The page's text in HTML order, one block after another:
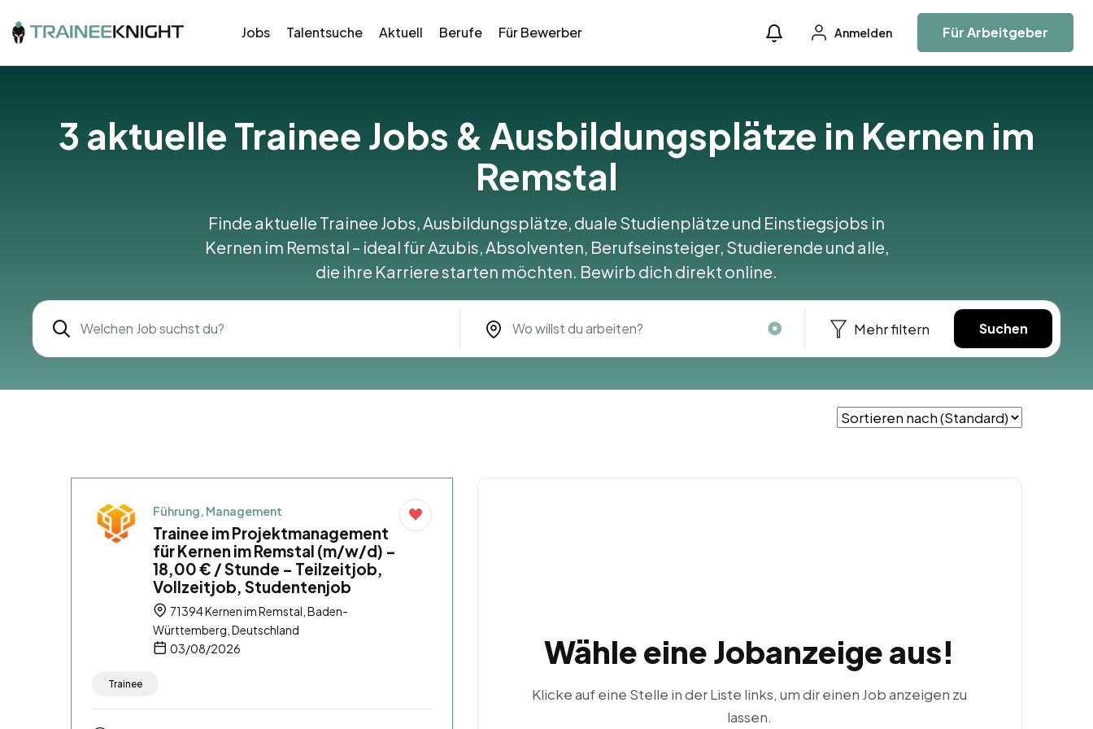
Jobs Talentsuche Aktuell Berufe Für Bewerber Anmelden Für Arbeitgeber
3 aktuelle Trainee Jobs & Ausbildungsplätze in Kernen im
Remstal
Finde aktuelle Trainee Jobs, Ausbildungsplätze, duale Studienplätze und Einstiegsjobs in
Kernen im Remstal – ideal für Azubis, Absolventen, Berufseinsteiger, Studierende und alle,
die ihre Karriere starten möchten. Bewirb dich direkt online.
Mehr filtern Suchen
Führung, Management
Trainee im Projektmanagement
für Kernen im Remstal (m/w/d) –
18,00 € / Stunde – Teilzeitjob,
Vollzeitjob, Studentenjob
71394 Kernen im Remstal, Baden-
Württemberg, Deutschland
03/08/2026
Trainee
Wähle eine Jobanzeige aus!
Klicke auf eine Stelle in der Liste links, um dir einen Job anzeigen zu
lassen.